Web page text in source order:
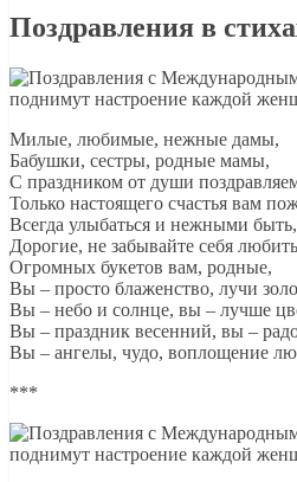
Поздравления в
Милые, любимые, нежные дамы,
Бабушки, сестры, родные мамы,
С праздником от души
Только настоящего счастья вам
Всегда улыбаться и нежными быть,
Дорогие, не забывайте себя
Огромных букетов вам, родные,
Вы – просто блаженство, лучи
Вы – небо и солнце, вы – лучше
Вы – праздник весенний, вы –
Вы – ангелы, чудо, воплощение
***